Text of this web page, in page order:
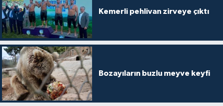
Kemerli pehlivan zirveye çıktı
Bozayıların buzlu meyve keyfi